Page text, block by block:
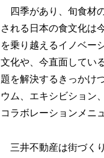
四季があり、旬食材
される日本の食文化は
を乗り越えるイノベー
文化や、今直面してい
題を解決するきっかけ
ウム、エキシビション
コラボレーションメニ
三井不動産は街づく